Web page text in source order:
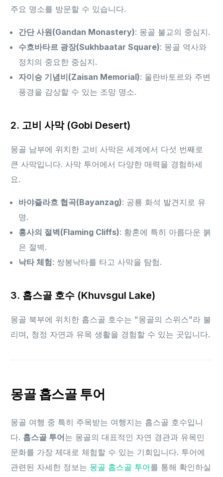
주요 명소를 방문할 수 있습니다.
간단 사원(Gandan Monastery): 몽골 불교의 중심지.
수흐바타르 광장(Sukhbaatar Square): 몽골 역사와
정치의 중요한 중심지.
자이승 기념비(Zaisan Memorial): 울란바토르와 주변
풍경을 감상할 수 있는 조망 명소.
2. 고비 사막 (Gobi Desert)
몽골 남부에 위치한 고비 사막은 세계에서 다섯 번째로
큰 사막입니다. 사막 투어에서 다양한 매력을 경험하세
요.
바야즐라흐 협곡(Bayanzag): 공룡 화석 발견지로 유
명.
홍사의 절벽(Flaming Cliffs): 황혼에 특히 아름다운 붉
은 절벽.
낙타 체험: 쌍봉낙타를 타고 사막을 탐험.
3. 홉스골 호수 (Khuvsgul Lake)
몽골 북부에 위치한 홉스골 호수는 "몽골의 스위스"라 불
리며, 청정 자연과 유목 생활을 경험할 수 있는 곳입니다.
몽골 홉스골 투어
몽골 여행 중 특히 주목받는 여행지는 홉스골 호수입니
다. 홉스골 투어는 몽골의 대표적인 자연 경관과 유목민
문화를 가장 제대로 체험할 수 있는 기회입니다. 투어에
관련된 자세한 정보는 몽골 홉스골 투어를 통해 확인하실